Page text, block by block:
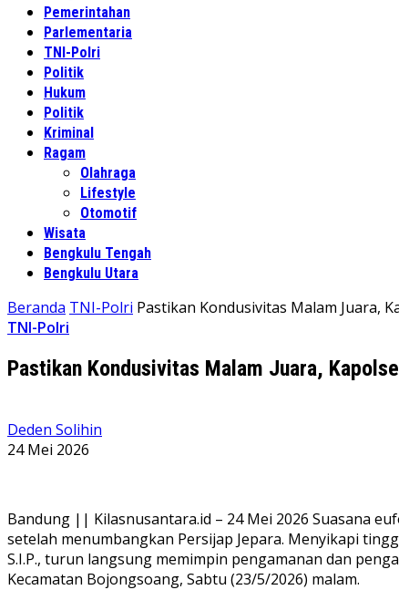
Pemerintahan
Parlementaria
TNI-Polri
Politik
Hukum
Politik
Kriminal
Ragam
Olahraga
Lifestyle
Otomotif
Wisata
Bengkulu Tengah
Bengkulu Utara
Beranda TNI-Polri Pastikan Kondusivitas Malam Juara,
TNI-Polri
Pastikan Kondusivitas Malam Juara,
Deden Solihin
24 Mei 2026
Bandung || Kilasnusantara.id – 24 Mei 2026 Suasana
setelah menumbangkan Persijap Jepara. Menyikapi
S.I.P., turun langsung memimpin pengamanan dan
Kecamatan Bojongsoang, Sabtu (23/5/2026) malam.